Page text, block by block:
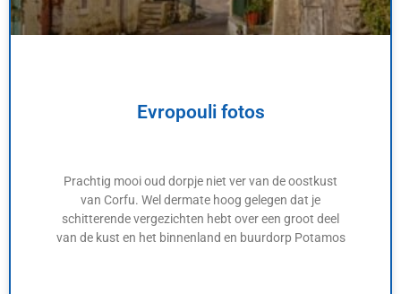
Evropouli fotos
Prachtig mooi oud dorpje niet ver van de oostkust
van Corfu. Wel dermate hoog gelegen dat je
schitterende vergezichten hebt over een groot deel
van de kust en het binnenland en buurdorp Potamos